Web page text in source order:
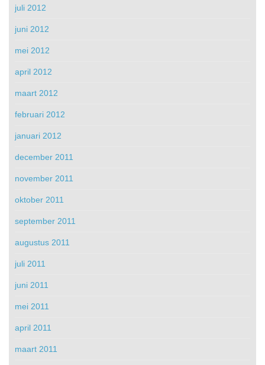
juli 2012
juni 2012
mei 2012
april 2012
maart 2012
februari 2012
januari 2012
december 2011
november 2011
oktober 2011
september 2011
augustus 2011
juli 2011
juni 2011
mei 2011
april 2011
maart 2011